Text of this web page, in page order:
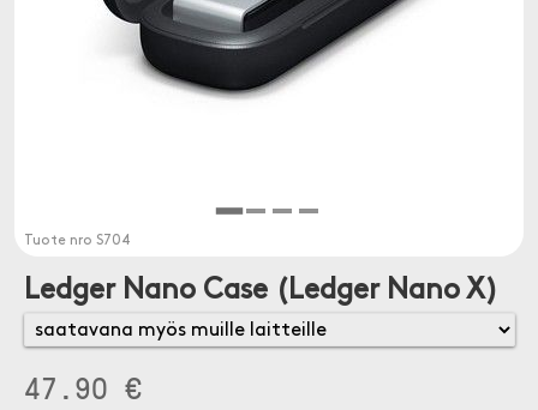
Tuote nro S704
Ledger Nano Case (Ledger Nano X)
47.90 €